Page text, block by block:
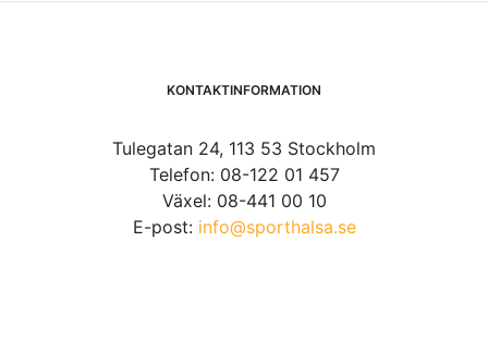
KONTAKTINFORMATION
Tulegatan 24, 113 53 Stockholm
Telefon: 08-122 01 457
Växel: 08-441 00 10
E-post: info@sporthalsa.se